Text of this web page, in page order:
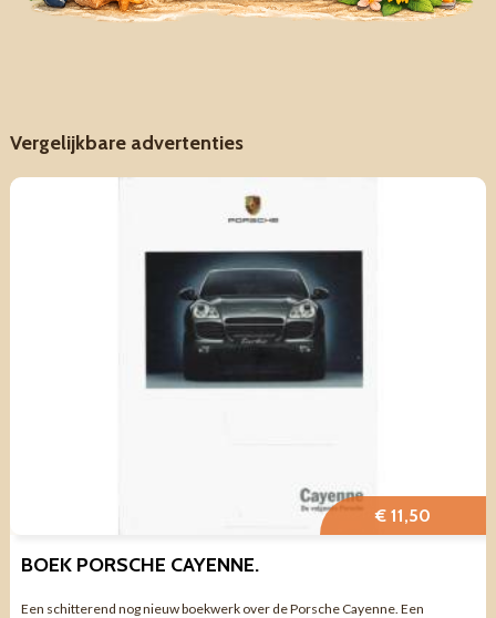
Vergelijkbare advertenties
€ 11,50
BOEK PORSCHE CAYENNE.
Een schitterend nog nieuw boekwerk over de Porsche Cayenne. Een